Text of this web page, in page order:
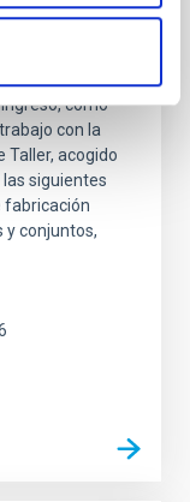
como
con la
Taller, acogido
siguientes
fabricación
y conjuntos,